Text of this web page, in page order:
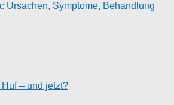
Ursachen, Symptome, Behandlung
– und jetzt?